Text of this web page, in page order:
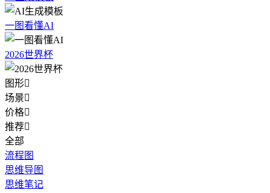
一图看懂AI
2026世界杯
图形
场景
价格
推荐
全部
流程图
思维导图
思维笔记